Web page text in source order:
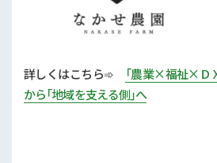
詳しくはこちら➾
「農業×福祉×Ｄ
から「地域を支える側」へ
補助事業
2019年 (5)